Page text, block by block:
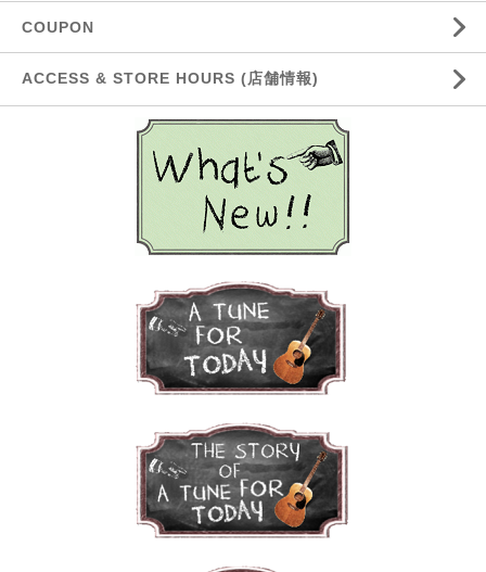
COUPON
ACCESS & STORE HOURS (店舗情報)